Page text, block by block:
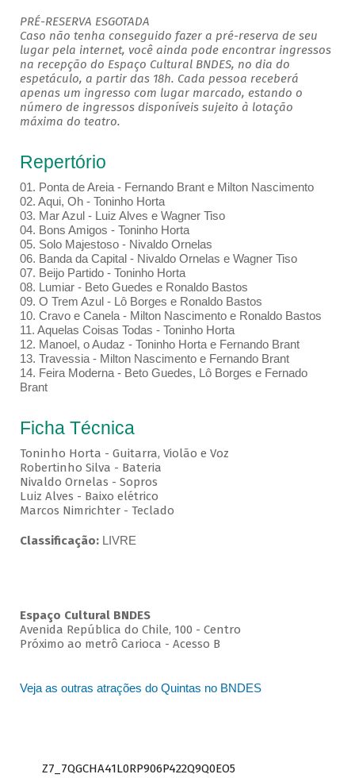
PRÉ-RESERVA ESGOTADA
Caso não tenha conseguido fazer a pré-reserva de seu
lugar pela internet, você ainda pode encontrar ingressos
na recepção do Espaço Cultural BNDES, no dia do
espetáculo, a partir das 18h. Cada pessoa receberá
apenas um ingresso com lugar marcado, estando o
número de ingressos disponíveis sujeito à lotação
máxima do teatro.
Repertório
01. Ponta de Areia - Fernando Brant e Milton Nascimento
02. Aqui, Oh - Toninho Horta
03. Mar Azul - Luiz Alves e Wagner Tiso
04. Bons Amigos - Toninho Horta
05. Solo Majestoso - Nivaldo Ornelas
06. Banda da Capital - Nivaldo Ornelas e Wagner Tiso
07. Beijo Partido - Toninho Horta
08. Lumiar - Beto Guedes e Ronaldo Bastos
09. O Trem Azul - Lô Borges e Ronaldo Bastos
10. Cravo e Canela - Milton Nascimento e Ronaldo Bastos
11. Aquelas Coisas Todas - Toninho Horta
12. Manoel, o Audaz - Toninho Horta e Fernando Brant
13. Travessia - Milton Nascimento e Fernando Brant
14. Feira Moderna - Beto Guedes, Lô Borges e Fernado
Brant
Ficha Técnica
Toninho Horta - Guitarra, Violão e Voz
Robertinho Silva - Bateria
Nivaldo Ornelas - Sopros
Luiz Alves - Baixo elétrico
Marcos Nimrichter - Teclado
Classificação: LIVRE
Espaço Cultural BNDES
Avenida República do Chile, 100 - Centro
Próximo ao metrô Carioca - Acesso B
Veja as outras atrações do Quintas no BNDES
Z7_7QGCHA41L0RP906P422Q9Q0EO5